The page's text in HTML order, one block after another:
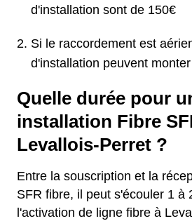
d'installation sont de 150€
Si le raccordement est
d'installation peuvent
Quelle durée pour
installation Fibre
Levallois-Perret ?
Entre la souscription et la
SFR fibre, il peut s'écouler 1 à
l'activation de ligne fibre à